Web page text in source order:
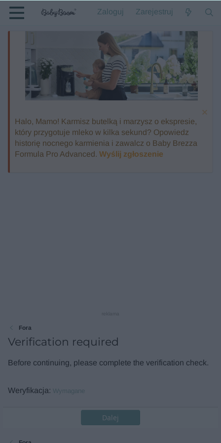
Zaloguj Zarejestruj
Halo, Mamo! Karmisz butelką i marzysz o ekspresie,
który przygotuje mleko w kilka sekund? Opowiedz
historię nocnego karmienia i zawalcz o Baby Brezza
Formula Pro Advanced. Wyślij zgłoszenie
Fora
Verification required
Before continuing, please complete the verification check.
Weryfikacja Wymagane
Dalej